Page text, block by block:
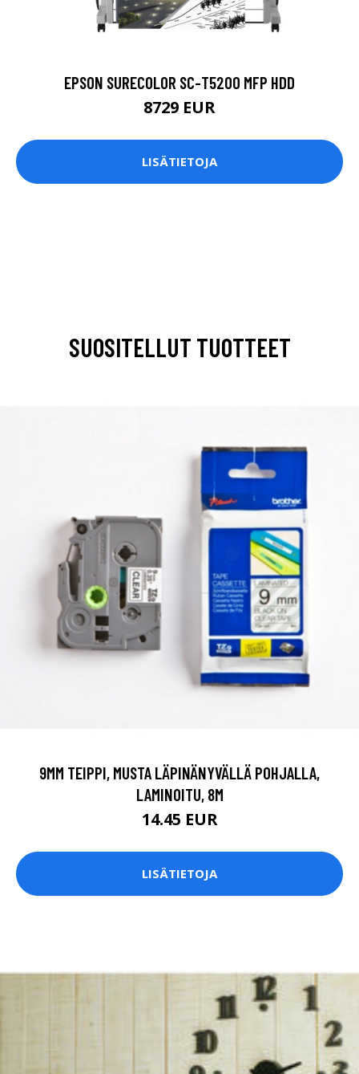
EPSON SURECOLOR SC-T5200 MFP HDD
8729 EUR
LISÄTIETOJA
SUOSITELLUT TUOTTEET
9MM TEIPPI, MUSTA LÄPINÄNYVÄLLÄ POHJALLA,
LAMINOITU, 8M
14.45 EUR
LISÄTIETOJA